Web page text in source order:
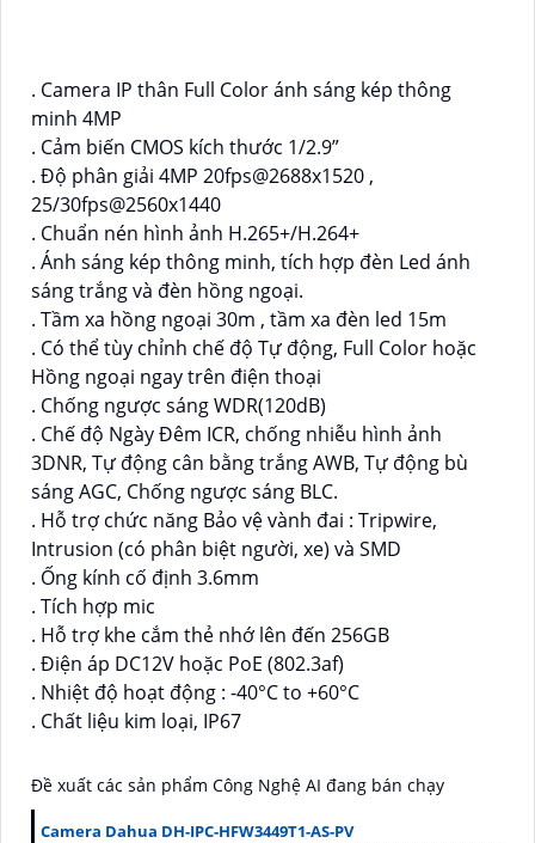
. Camera IP thân Full Color ánh sáng kép thông
minh 4MP
. Cảm biến CMOS kích thước 1/2.9”
. Độ phân giải 4MP 20fps@2688x1520 ,
25/30fps@2560x1440
. Chuẩn nén hình ảnh H.265+/H.264+
. Ánh sáng kép thông minh, tích hợp đèn Led ánh
sáng trắng và đèn hồng ngoại.
. Tầm xa hồng ngoại 30m , tầm xa đèn led 15m
. Có thể tùy chỉnh chế độ Tự động, Full Color hoặc
Hồng ngoại ngay trên điện thoại
. Chống ngược sáng WDR(120dB)
. Chế độ Ngày Đêm ICR, chống nhiễu hình ảnh
3DNR, Tự động cân bằng trắng AWB, Tự động bù
sáng AGC, Chống ngược sáng BLC.
. Hỗ trợ chức năng Bảo vệ vành đai : Tripwire,
Intrusion (có phân biệt người, xe) và SMD
. Ống kính cố định 3.6mm
. Tích hợp mic
. Hỗ trợ khe cắm thẻ nhớ lên đến 256GB
. Điện áp DC12V hoặc PoE (802.3af)
. Nhiệt độ hoạt động : -40°C to +60°C
. Chất liệu kim loại, IP67
Đề xuất các sản phẩm Công Nghệ AI đang bán chạy
Camera Dahua DH-IPC-HFW3449T1-AS-PV